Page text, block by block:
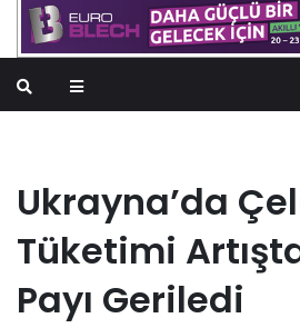
Ukrayna’da
Tüketimi
Payı Geriledi